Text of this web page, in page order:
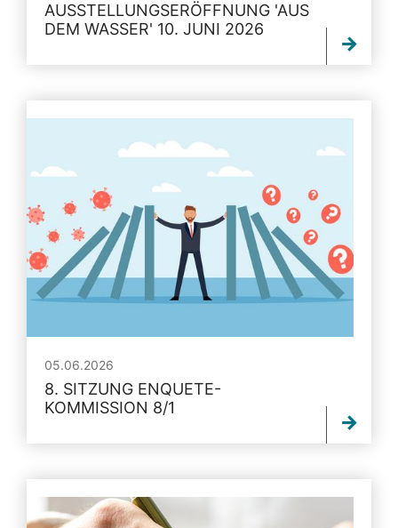
AUSSTELLUNGSERÖFFNUNG 'AUS
DEM WASSER' 10. JUNI 2026
05.06.2026
8. SITZUNG ENQUETE-
KOMMISSION 8/1